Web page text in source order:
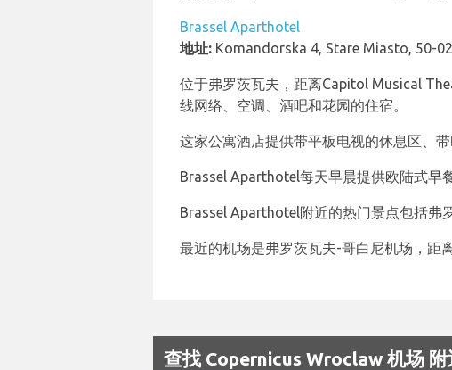
Brassel Aparthotel
地址: Komandorska 4, Stare Miasto, 50-
位于弗罗茨瓦夫，距离Capitol Musical
线网络、空调、酒吧和花园的住宿。
这家公寓酒店提供带平板电视的休息区、
Brassel Aparthotel每天早晨提供欧陆式早
Brassel Aparthotel附近的热门景点包括弗
最近的机场是弗罗茨瓦夫-哥白尼机场，距
查找 Copernicus Wroclaw 机场